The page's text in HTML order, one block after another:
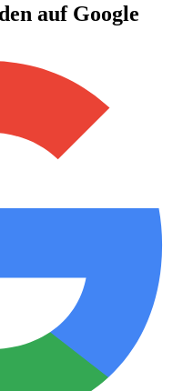
auf Google